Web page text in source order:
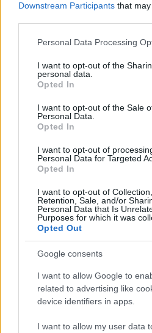
Downstream Participants that
Please note that this website/app
not limited to your visit or usage
grant or deny consent to Google
use your data for below specified
consent section.
Personal Data Processing
I want to opt-out of the
personal data.
Opted In
I want to opt-out of the Sale
Personal Data.
Opted In
I want to opt-out of
Personal Data for Targeted
Opted In
I want to opt-out of
Retention, Sale, and/or
Personal Data that Is
Purposes for which it was
Opted Out
Google consents
I want to allow Google to
related to advertising like
device identifiers in apps.
I want to allow my user data
Γιουβέντους
Ίντερ
Μπάγερν Μονάχου
Παρί Σεν Ζερμέν
Το ρύζι έπεφτε σαν βροχή
αποτέλεσμα η νύφη να το...
αργότερα επέστρεψε και το
κανονικά.